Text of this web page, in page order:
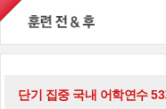
단기 집중 국내 어학연수